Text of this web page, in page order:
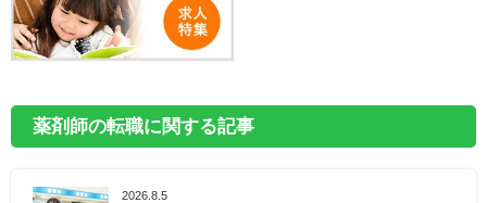
薬剤師の転職に関する記事
2026.8.5